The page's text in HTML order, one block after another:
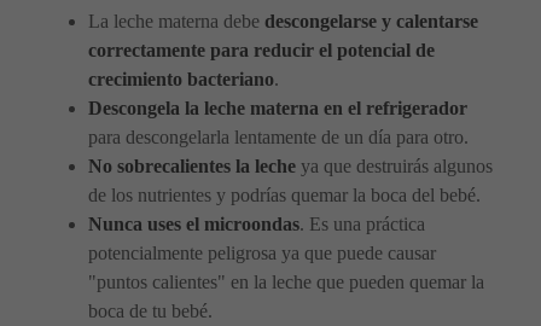
La leche materna debe descongelarse y calentarse
correctamente para reducir el potencial de
crecimiento bacteriano.
Descongela la leche materna en el refrigerador
para descongelarla lentamente de un día para otro.
No sobrecalientes la leche ya que destruirás algunos
de los nutrientes y podrías quemar la boca del bebé.
Nunca uses el microondas. Es una práctica
potencialmente peligrosa ya que puede causar
"puntos calientes" en la leche que pueden quemar la
boca de tu bebé.